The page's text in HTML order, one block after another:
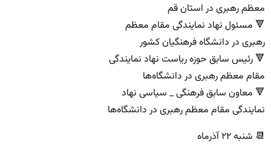
معظم رهبری در استان قم
🔻 مسئول نهاد نمایندگی مقام معظم
رهبری در دانشگاه فرهنگیان کشور
🔻 رئیس سابق حوزه ریاست نهاد نمایندگی
مقام معظم رهبری در دانشگاه‌ها
🔻 معاون سابق فرهنگی _ سیاسی نهاد
نمایندگی مقام معظم رهبری در دانشگاه‌ها
📆 شنبه ۲۲ آذرماه